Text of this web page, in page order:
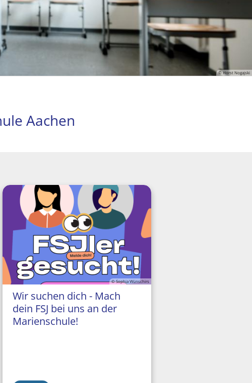
© Horst Nogajski
Aachen
© Sophia Wünschirs
Wir suchen dich - Mach
dein FSJ bei uns an der
Marienschule!